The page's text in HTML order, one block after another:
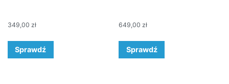
349,00 zł
Sprawdź
649,00 zł
Sprawdź